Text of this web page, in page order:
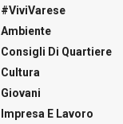
#ViviVarese
Ambiente
Consigli Di Quartiere
Cultura
Giovani
Impresa E Lavoro